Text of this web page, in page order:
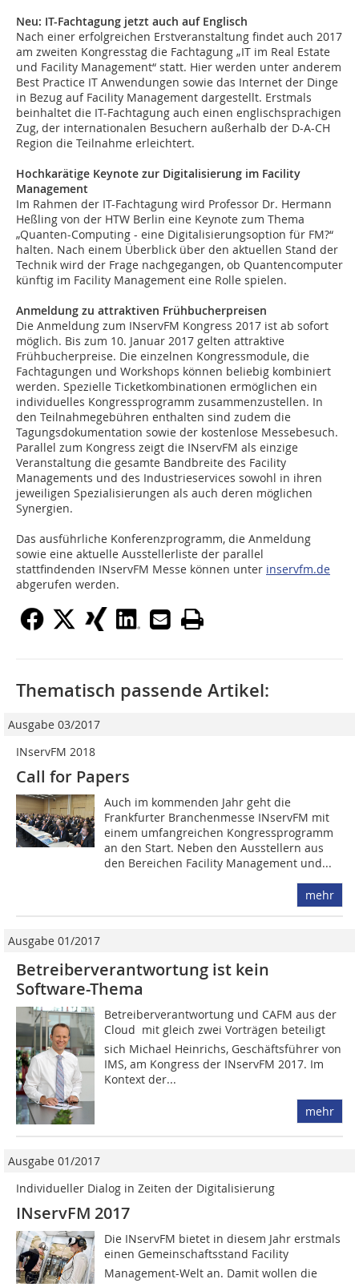
Neu: IT-Fachtagung jetzt auch auf Englisch
Nach einer erfolgreichen Erstveranstaltung findet auch 2017
am zweiten Kongresstag die Fachtagung „IT im Real Estate
und Facility Management“ statt. Hier werden unter anderem
Best Practice IT Anwendungen sowie das Internet der Dinge
in Bezug auf Facility Management dargestellt. Erstmals
beinhaltet die IT-Fachtagung auch einen englischsprachigen
Zug, der internationalen Besuchern außerhalb der D-A-CH
Region die Teilnahme erleichtert.
Hochkarätige Keynote zur Digitalisierung im Facility
Management
Im Rahmen der IT-Fachtagung wird Professor Dr. Hermann
Heßling von der HTW Berlin eine Keynote zum Thema
„Quanten-Computing - eine Digitalisierungsoption für FM?“
halten. Nach einem Überblick über den aktuellen Stand der
Technik wird der Frage nachgegangen, ob Quantencomputer
künftig im Facility Management eine Rolle spielen.
Anmeldung zu attraktiven Frühbucherpreisen
Die Anmeldung zum INservFM Kongress 2017 ist ab sofort
möglich. Bis zum 10. Januar 2017 gelten attraktive
Frühbucherpreise. Die einzelnen Kongressmodule, die
Fachtagungen und Workshops können beliebig kombiniert
werden. Spezielle Ticketkombinationen ermöglichen ein
individuelles Kongressprogramm zusammenzustellen. In
den Teilnahmegebühren enthalten sind zudem die
Tagungsdokumentation sowie der kostenlose Messebesuch.
Parallel zum Kongress zeigt die INservFM als einzige
Veranstaltung die gesamte Bandbreite des Facility
Managements und des Industrieservices sowohl in ihren
jeweiligen Spezialisierungen als auch deren möglichen
Synergien.
Das ausführliche Konferenzprogramm, die Anmeldung
sowie eine aktuelle Ausstellerliste der parallel
stattfindenden INservFM Messe können unter inservfm.de
abgerufen werden.
Thematisch passende Artikel:
Ausgabe 03/2017
INservFM 2018
Call for Papers
Auch im kommenden Jahr geht die
Frankfurter Branchenmesse INservFM mit
einem umfangreichen Kongressprogramm
an den Start. Neben den Ausstellern aus
den Bereichen Facility Management und...
mehr
Ausgabe 01/2017
Betreiberverantwortung ist kein
Software-Thema
Betreiberverantwortung und CAFM aus der
Cloud  mit gleich zwei Vorträgen beteiligt
sich Michael Heinrichs, Geschäftsführer von
IMS, am Kongress der INservFM 2017. Im
Kontext der...
mehr
Ausgabe 01/2017
Individueller Dialog in Zeiten der Digitalisierung
INservFM 2017
Die INservFM bietet in diesem Jahr erstmals
einen Gemeinschaftsstand Facility
Management-Welt an. Damit wollen die